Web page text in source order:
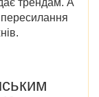
трендам. А